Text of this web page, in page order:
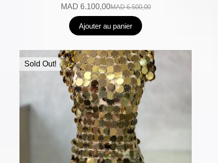
MAD6.500,00
MAD 6.100,00
Ajouter au panier
Sold Out!